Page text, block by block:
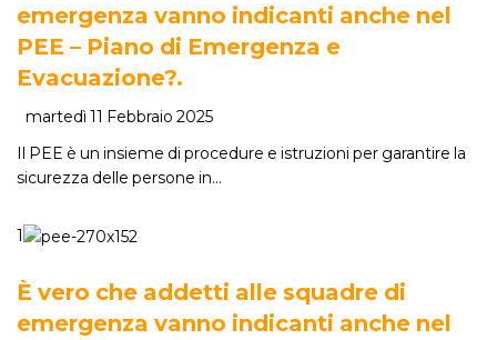
emergenza vanno indicanti anche nel
PEE – Piano di Emergenza e
Evacuazione?.
martedì 11 Febbraio 2025
Il PEE è un insieme di procedure e istruzioni per garantire la
sicurezza delle persone in…
1
È vero che addetti alle squadre di
emergenza vanno indicanti anche nel